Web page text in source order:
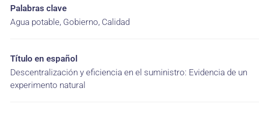
Palabras clave
Agua potable, Gobierno, Calidad
Título en español
Descentralización y eficiencia en el suministro: Evidencia de un
experimento natural